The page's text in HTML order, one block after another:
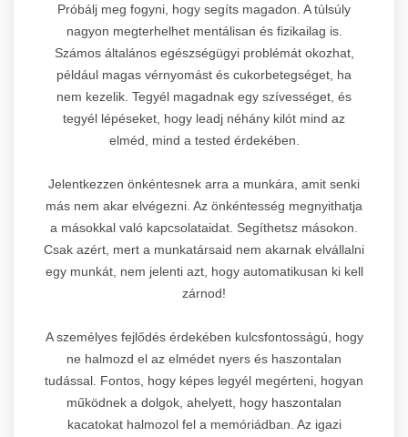
Próbálj meg fogyni, hogy segíts magadon. A túlsúly
nagyon megterhelhet mentálisan és fizikailag is.
Számos általános egészségügyi problémát okozhat,
például magas vérnyomást és cukorbetegséget, ha
nem kezelik. Tegyél magadnak egy szívességet, és
tegyél lépéseket, hogy leadj néhány kilót mind az
elméd, mind a tested érdekében.
Jelentkezzen önkéntesnek arra a munkára, amit senki
más nem akar elvégezni. Az önkéntesség megnyithatja
a másokkal való kapcsolataidat. Segíthetsz másokon.
Csak azért, mert a munkatársaid nem akarnak elvállalni
egy munkát, nem jelenti azt, hogy automatikusan ki kell
zárnod!
A személyes fejlődés érdekében kulcsfontosságú, hogy
ne halmozd el az elmédet nyers és haszontalan
tudással. Fontos, hogy képes legyél megérteni, hogyan
működnek a dolgok, ahelyett, hogy haszontalan
kacatokat halmozol fel a memóriádban. Az igazi